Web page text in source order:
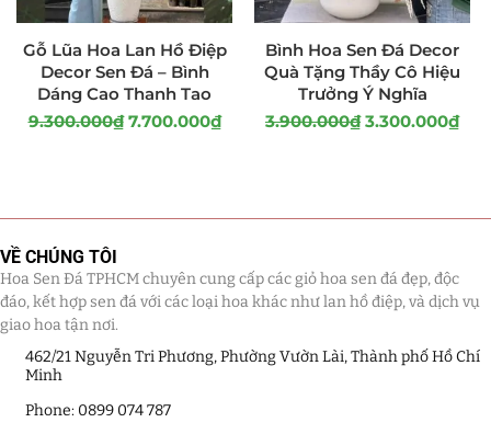
Gỗ Lũa Hoa Lan Hồ Điệp
Decor Sen Đá – Bình
Dáng Cao Thanh Tao
9.300.000₫ 7.700.000₫
Bình Hoa Sen Đá Decor
Quà Tặng Thầy Cô Hiệu
Trưởng Ý Nghĩa
3.900.000₫ 3.300.000₫
VỀ CHÚNG TÔI
Hoa Sen Đá TPHCM chuyên cung cấp các giỏ hoa sen đá đẹp, độc
đáo, kết hợp sen đá với các loại hoa khác như lan hồ điệp, và dịch vụ
giao hoa tận nơi.
462/21 Nguyễn Tri Phương, Phường Vườn Lài, Thành phố Hồ Chí
Minh
Phone: 0899 074 787